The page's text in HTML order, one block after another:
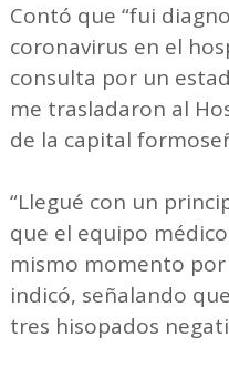
Contó que “fui
coronavirus en el
consulta por un
me trasladaron al
de la capital
“Llegué con un
que el equipo
mismo momento
indicó, señalando
tres hisopados